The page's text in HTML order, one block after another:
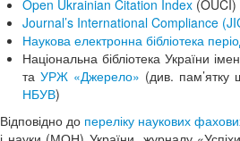
Open Ukrainian Citation Index (OUCI)
Journal’s International Compliance
Наукова електронна бібліотека
Національна бібліотека України
та УРЖ «Джерело» (див. пам’ятку
НБУВ)
Відповідно до переліку наукових